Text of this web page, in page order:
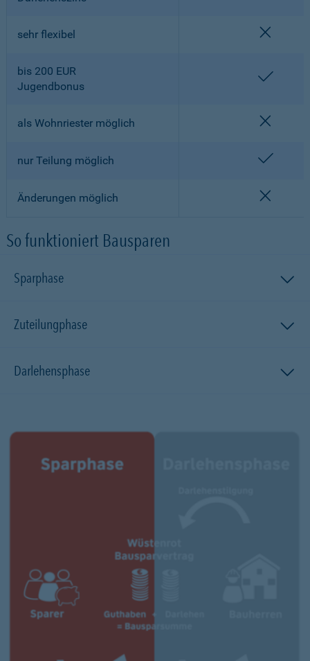
sehr flexibel
bis 200 EUR
Jugendbonus
als Wohnriester möglich
nur Teilung möglich
Änderungen möglich
So funktioniert Bausparen
Sparphase
Zuteilungphase
Darlehensphase